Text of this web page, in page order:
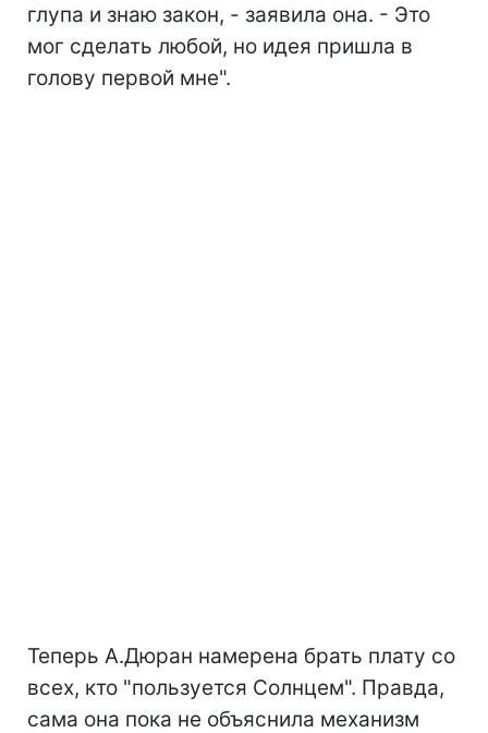
глупа и знаю закон, - заявила она. - Это
мог сделать любой, но идея пришла в
голову первой мне".
Теперь А.Дюран намерена брать плату со
всех, кто "пользуется Солнцем". Правда,
сама она пока не объяснила механизм